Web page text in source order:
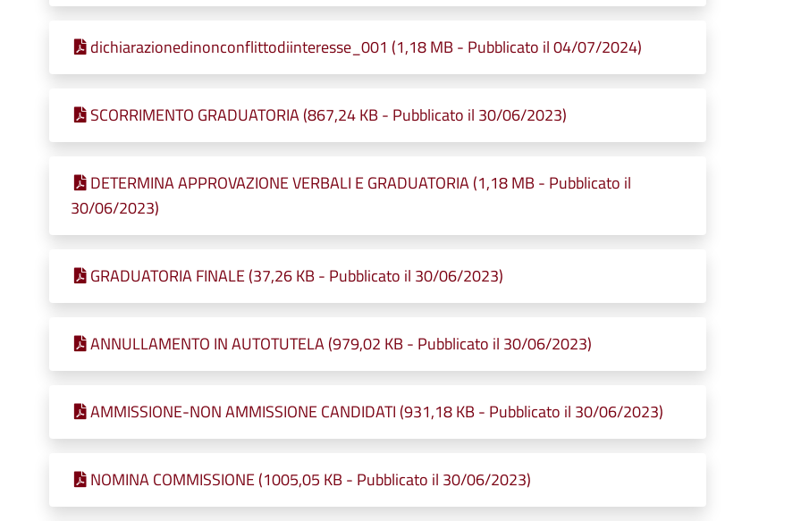
dichiarazionedinonconflittodiinteresse_001 (1,18 MB - Pubblicato il 04/07/2024)
SCORRIMENTO GRADUATORIA (867,24 KB - Pubblicato il 30/06/2023)
DETERMINA APPROVAZIONE VERBALI E GRADUATORIA (1,18 MB - Pubblicato il
30/06/2023)
GRADUATORIA FINALE (37,26 KB - Pubblicato il 30/06/2023)
ANNULLAMENTO IN AUTOTUTELA (979,02 KB - Pubblicato il 30/06/2023)
AMMISSIONE-NON AMMISSIONE CANDIDATI (931,18 KB - Pubblicato il 30/06/2023)
NOMINA COMMISSIONE (1005,05 KB - Pubblicato il 30/06/2023)